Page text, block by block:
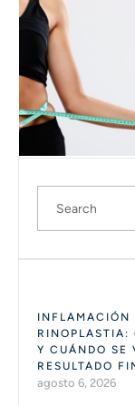
INFLAMACIÓN
RINOPLASTIA:
Y CUÁNDO SE
RESULTADO
agosto 6, 2026